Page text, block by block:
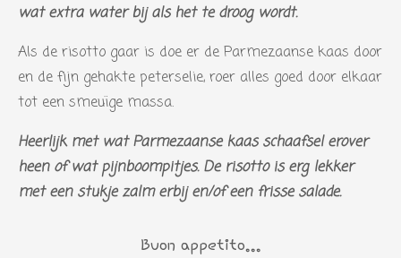
wat extra water bij als het te droog wordt.
Als de risotto gaar is doe er de Parmezaanse kaas door
en de fijn gehakte peterselie, roer alles goed door elkaar
tot een smeuïge massa.
Heerlijk met wat Parmezaanse kaas schaafsel erover
heen of wat pijnboompitjes. De risotto is erg lekker
met een stukje zalm erbij en/of een frisse salade.
Buon appetito...